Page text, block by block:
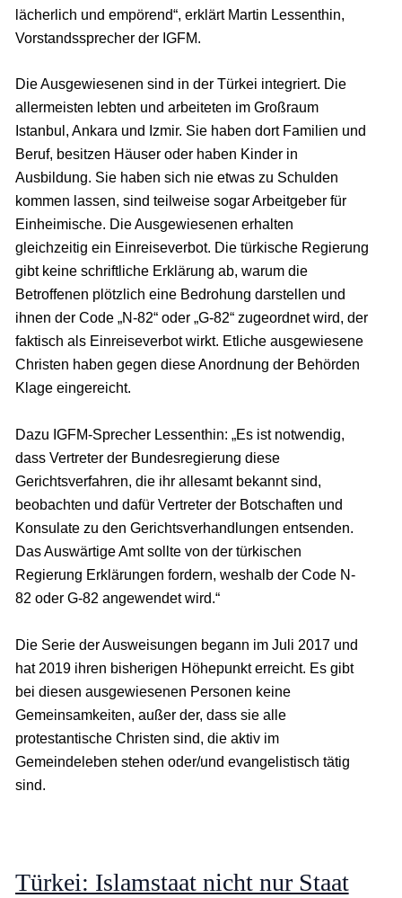
lächerlich und empörend“, erklärt Martin Lessenthin,
Vorstandssprecher der IGFM.
Die Ausgewiesenen sind in der Türkei integriert. Die
allermeisten lebten und arbeiteten im Großraum
Istanbul, Ankara und Izmir. Sie haben dort Familien und
Beruf, besitzen Häuser oder haben Kinder in
Ausbildung. Sie haben sich nie etwas zu Schulden
kommen lassen, sind teilweise sogar Arbeitgeber für
Einheimische. Die Ausgewiesenen erhalten
gleichzeitig ein Einreiseverbot. Die türkische Regierung
gibt keine schriftliche Erklärung ab, warum die
Betroffenen plötzlich eine Bedrohung darstellen und
ihnen der Code „N-82“ oder „G-82“ zugeordnet wird, der
faktisch als Einreiseverbot wirkt. Etliche ausgewiesene
Christen haben gegen diese Anordnung der Behörden
Klage eingereicht.
Dazu IGFM-Sprecher Lessenthin: „Es ist notwendig,
dass Vertreter der Bundesregierung diese
Gerichtsverfahren, die ihr allesamt bekannt sind,
beobachten und dafür Vertreter der Botschaften und
Konsulate zu den Gerichtsverhandlungen entsenden.
Das Auswärtige Amt sollte von der türkischen
Regierung Erklärungen fordern, weshalb der Code N-
82 oder G-82 angewendet wird.“
Die Serie der Ausweisungen begann im Juli 2017 und
hat 2019 ihren bisherigen Höhepunkt erreicht. Es gibt
bei diesen ausgewiesenen Personen keine
Gemeinsamkeiten, außer der, dass sie alle
protestantische Christen sind, die aktiv im
Gemeindeleben stehen oder/und evangelistisch tätig
sind.
Türkei: Islamstaat nicht nur Staat